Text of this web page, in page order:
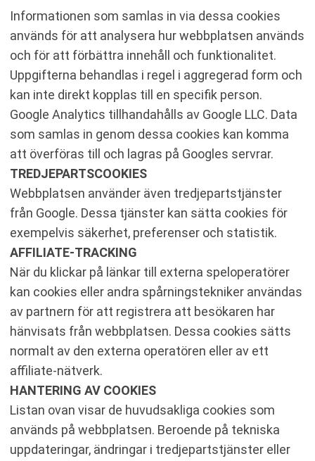
Informationen som samlas in via dessa cookies
används för att analysera hur webbplatsen används
och för att förbättra innehåll och funktionalitet.
Uppgifterna behandlas i regel i aggregerad form och
kan inte direkt kopplas till en specifik person.
Google Analytics tillhandahålls av Google LLC. Data
som samlas in genom dessa cookies kan komma
att överföras till och lagras på Googles servrar.
TREDJEPARTSCOOKIES
Webbplatsen använder även tredjepartstjänster
från Google. Dessa tjänster kan sätta cookies för
exempelvis säkerhet, preferenser och statistik.
AFFILIATE-TRACKING
När du klickar på länkar till externa speloperatörer
kan cookies eller andra spårningstekniker användas
av partnern för att registrera att besökaren har
hänvisats från webbplatsen. Dessa cookies sätts
normalt av den externa operatören eller av ett
affiliate-nätverk.
HANTERING AV COOKIES
Listan ovan visar de huvudsakliga cookies som
används på webbplatsen. Beroende på tekniska
uppdateringar, ändringar i tredjepartstjänster eller